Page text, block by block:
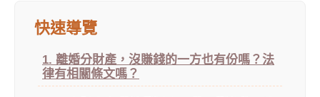
快速導覽
1. 離婚分財產，沒賺錢的一方也有份嗎？法
律有相關條文嗎？